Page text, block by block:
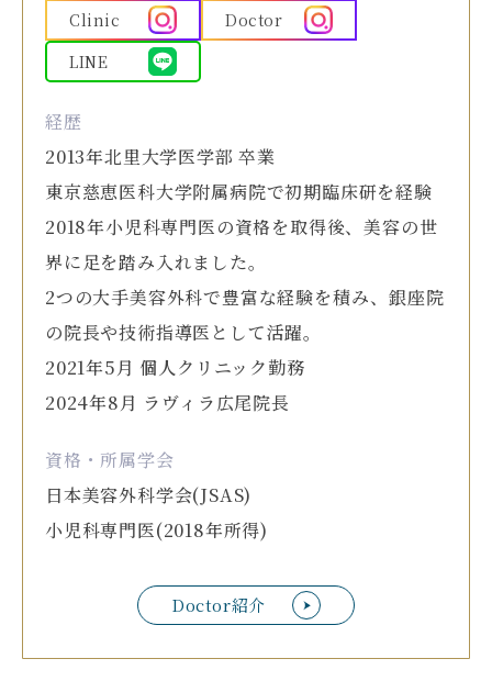
Doctor紹介
Clinic
Doctor
LINE
経歴
2013年北里大学医学部 卒業
東京慈恵医科大学附属病院で初期臨床研を経験
2018年小児科専門医の資格を取得後、美容の世
界に足を踏み入れました。
2つの大手美容外科で豊富な経験を積み、銀座院
の院長や技術指導医として活躍。
2021年5月 個人クリニック勤務
2024年8月 ラヴィラ広尾院長
資格・所属学会
日本美容外科学会(JSAS)
小児科専門医(2018年所得)